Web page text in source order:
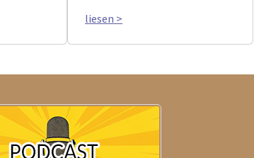
liesen >